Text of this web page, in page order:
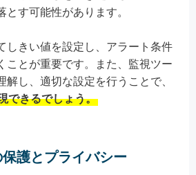
とす可能性があります。
しきい値を設定し、アラート条件
ことが重要です。また、監視ツー
解し、適切な設定を行うことで、
できるでしょう。
護とプライバシー